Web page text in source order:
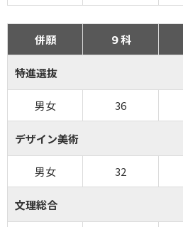
併願 ９科
特進選抜
男女 36
デザイン美術
男女 32
文理総合